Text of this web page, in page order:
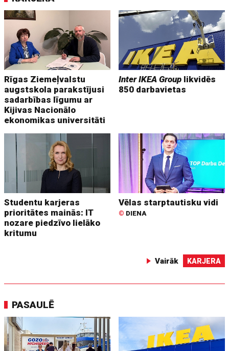
Rīgas Ziemeļvalstu
augstskola parakstījusi
sadarbības līgumu ar
Kijivas Nacionālo
ekonomikas universitāti
Inter IKEA Group likvidēs
850 darbavietas
Studentu karjeras
prioritātes mainās: IT
nozare piedzīvo lielāko
kritumu
Vēlas starptautisku vidi
© DIENA
Vairāk KARJERA
PASAULĒ